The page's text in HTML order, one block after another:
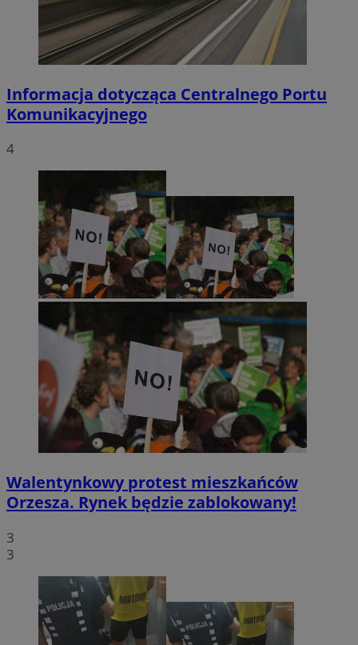
Informacja dotycząca Centralnego Portu
Komunikacyjnego
4
Walentynkowy protest mieszkańców
Orzesza. Rynek będzie zablokowany!
3
3